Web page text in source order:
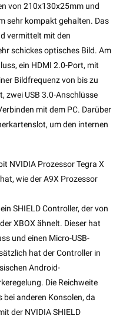
von 210x130x25mm und
sehr kompakt gehalten. Das
vermittelt mit den
schickes optisches Bild. Am
ein HDMI 2.0-Port, mit
Bildfrequenz von bis zu
zwei USB 3.0-Anschlüsse
mit dem PC. Darüber
um den internen
NVIDIA Prozessor Tegra X
wie der A9X Prozessor
SHIELD Controller, der von
XBOX ähnelt. Dieser hat
und einen Micro-USB-
hat der Controller in
Android-
Die Reichweite
anderen Konsolen, da
der NVIDIA SHIELD